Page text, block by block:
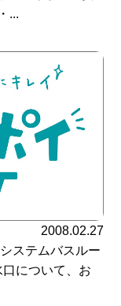
...
2008.02.27
ステムバスルー
について、お